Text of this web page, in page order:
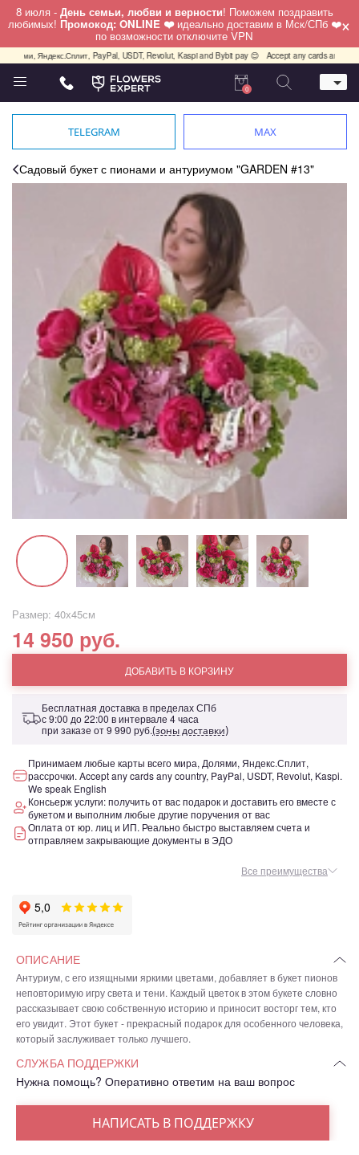
8 июля - День семьи, любви и верности! Поможем поздравить
любимых! Промокод: ONLINE ❤️ идеально доставим в Мск/СПб ❤️
по возможности отключите VPN ×
Яндекс.Сплит, PayPal, USDT, Revolut, Kaspi and Bybit pay 😊 Accept any cards any country,
Телефон
+7 (812) 425 36 05
Санкт-Петербург,
работаем круглосуточно
0
TELEGRAM MAX
Садовый букет с пионами и антуриумом "GARDEN #13"
Размер: 40х45см
14 950 руб.
ДОБАВИТЬ В КОРЗИНУ
Бесплатная доставка в пределах СПб
с 9:00 до 22:00 в интервале 4 часа
при заказе от9 990 руб.(зоны доставки)
Принимаем любые карты всего мира, Долями, Яндекс.Сплит,
рассрочки. Accept any cards any country, PayPal, USDT, Revolut, Kaspi.
We speak English
Консьерж услуги: получить от вас подарок и доставить его вместе с
букетом и выполним любые другие поручения от вас
Оплата от юр. лиц и ИП. Реально быстро выставляем счета и
отправляем закрывающие документы в ЭДО
Все преимущества
ОПИСАНИЕ
Антуриум, с его изящными яркими цветами, добавляет в букет пионов
неповторимую игру света и тени. Каждый цветок в этом букете словно
рассказывает свою собственную историю и приносит восторг тем, кто
его увидит. Этот букет - прекрасный подарок для особенного человека,
который заслуживает только лучшего.
СЛУЖБА ПОДДЕРЖКИ
Нужна помощь? Оперативно ответим на ваш вопрос
НАПИСАТЬ В ПОДДЕРЖКУ